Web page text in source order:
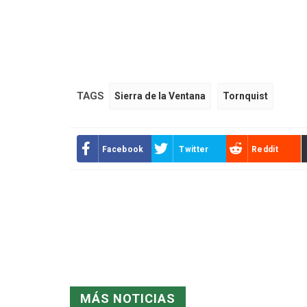
TAGS Sierra de la Ventana Tornquist
Facebook Twitter Reddit
MÁS NOTICIAS